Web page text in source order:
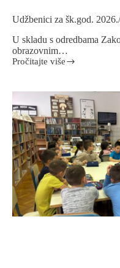
Udžbenici za šk.god.
U skladu s odredbama
obrazovnim…
Pročitajte više